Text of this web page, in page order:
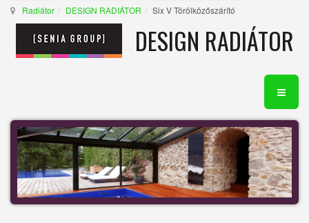
Radiátor DESIGN RADIÁTOR Six V Törölközőszárító
DESIGN RADIÁTOR